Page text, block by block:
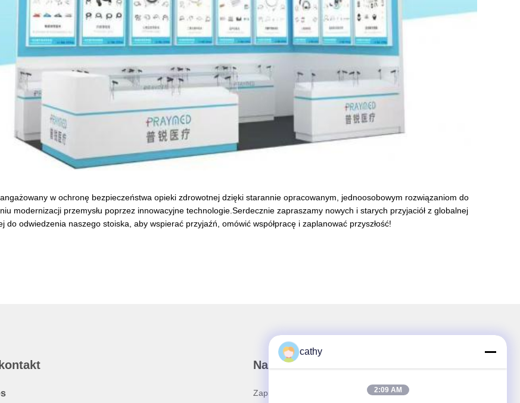
w ochronę bezpieczeństwa opieki zdrowotnej dzięki starannie opracowanym, jednoosobowym rozwiązaniom do
modernizacji przemysłu poprzez innowacyjne technologie.Serdecznie zapraszamy nowych i starych przyjaciół z globalnej
do odwiedzenia naszego stoiska, aby wspierać przyjaźń, omówić współpracę i zaplanować przyszłość!
Nasz biuletyn
Zapisz się do naszego biuletynu z rabatami i innymi
cathy
2:09 AM